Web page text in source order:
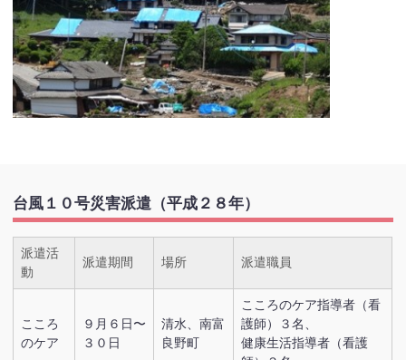
台風１０号災害派遣（平成２８年）
派遣活
動
派遣期間 場所 派遣職員
こころ
のケア
９月６日〜
３０日
清水、南富
良野町
こころのケア指導者（看
護師）３名、
健康生活指導者（看護